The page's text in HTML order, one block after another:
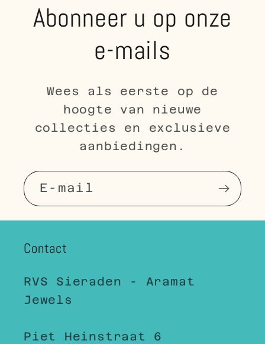
Abonneer u op onze
e-mails
Wees als eerste op de
hoogte van nieuwe
collecties en exclusieve
aanbiedingen.
E‑mail
Contact
RVS Sieraden - Aramat
Jewels
Piet Heinstraat 6